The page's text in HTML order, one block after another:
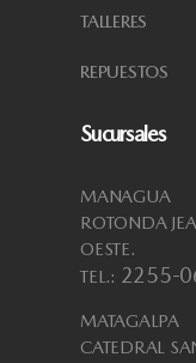
TALLERES
REPUESTOS
Sucursales
MANAGUA
ROTONDA
OESTE.
TEL.: 2255-
MATAGALPA
CATEDRAL